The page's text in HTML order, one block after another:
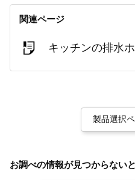
関連ページ
キッチンの排水
製品選択
お調べの情報が見つからない